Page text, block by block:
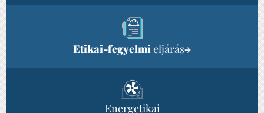
Etikai-fegyelmieljárás→
Energetikai